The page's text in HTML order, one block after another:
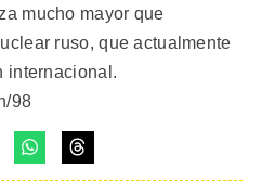
mucho mayor que
ruso, que actualmente
internacional.
98